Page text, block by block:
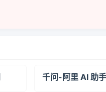
千问-阿里 AI 助手